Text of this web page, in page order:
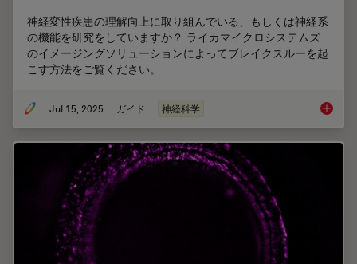
神経変性疾患の理解向上に取り組んでいる、もしくは神経系
の機能を研究をしていますか？ ライカマイクロシステムズ
のイメージングソリューションによってブレイクスルーを起
こす方法をご覧ください。
Jul 15, 2025 ガイド 神経科学 神経科